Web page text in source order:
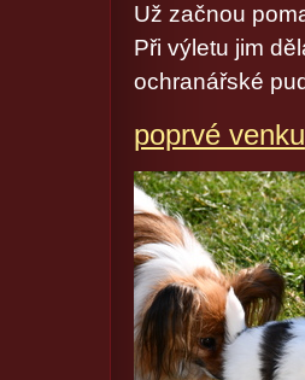
Už začnou
Při výletu jim
ochranářské
poprvé venku